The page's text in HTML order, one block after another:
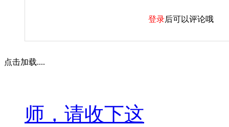
登录后可以评论哦
点击加载....
师，请收下这